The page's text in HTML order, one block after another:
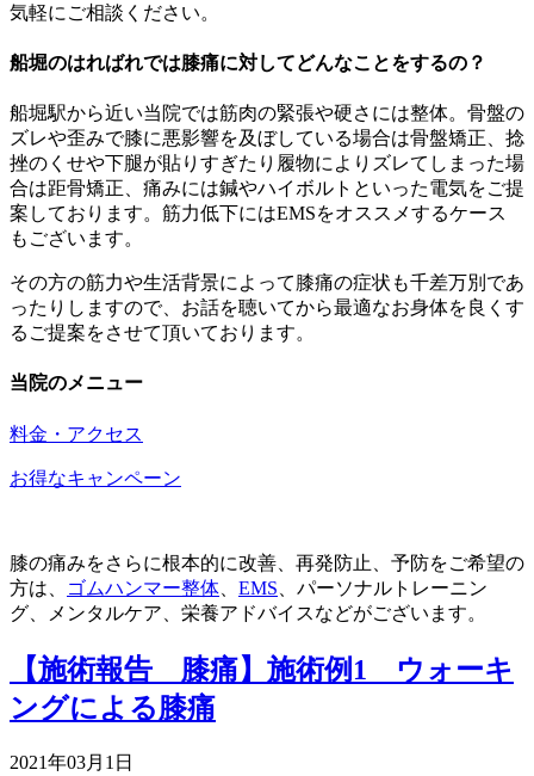
気軽にご相談ください。
船堀のはればれでは膝痛に対してどんなことをするの？
船堀駅から近い当院では筋肉の緊張や硬さには整体。骨盤の
ズレや歪みで膝に悪影響を及ぼしている場合は骨盤矯正、捻
挫のくせや下腿が貼りすぎたり履物によりズレてしまった場
合は距骨矯正、痛みには鍼やハイボルトといった電気をご提
案しております。筋力低下にはEMSをオススメするケース
もございます。
その方の筋力や生活背景によって膝痛の症状も千差万別であ
ったりしますので、お話を聴いてから最適なお身体を良くす
るご提案をさせて頂いております。
当院のメニュー
料金・アクセス
お得なキャンペーン
膝の痛みをさらに根本的に改善、再発防止、予防をご希望の
方は、
ゴムハンマー整体 EMS 、パーソナルトレーニン
グ、メンタルケア、栄養アドバイスなどがございます。
【施術報告 膝痛】施術例1 ウォーキ
ングによる膝痛
2021年03月1日